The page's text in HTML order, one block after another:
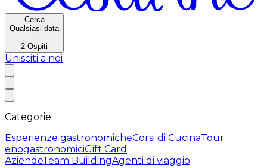
Cerca
Qualsiasi data
·
2 Ospiti
Unisciti a noi
Categorie
Esperienze gastronomicheCorsi di CucinaTour
enogastronomiciGift Card
AziendeTeam BuildingAgenti di viaggio